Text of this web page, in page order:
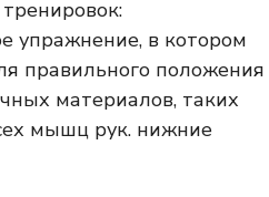
упражнение, в котором
правильного положения
материалов, таких
мышц рук. нижние